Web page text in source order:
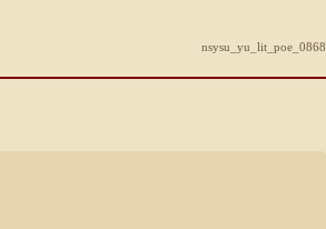
nsysu_yu_lit_poe_0868